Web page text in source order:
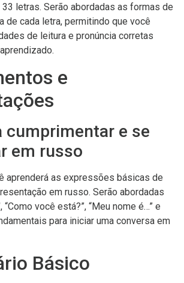
letras. Serão abordadas as formas de
de cada letra, permitindo que você
de leitura e pronúncia corretas
e
cumprimentar e se
em russo
aprenderá as expressões básicas de
em russo. Serão abordadas
“Como você está?”, “Meu nome é…” e
para iniciar uma conversa em
Básico